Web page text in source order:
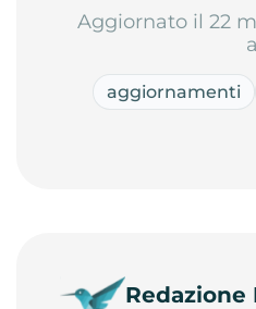
Aggiornato il 22
aggiornamenti
Redazione